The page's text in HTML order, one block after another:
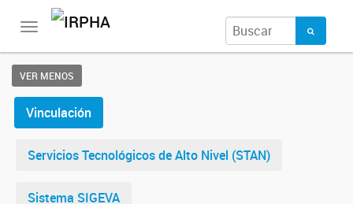
Toggle
VER MENOS
Vinculación
Servicios Tecnológicos de Alto Nivel (STAN)
Sistema SIGEVA